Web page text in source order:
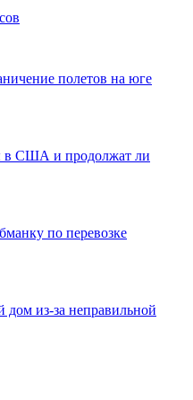
полетов на юге
в США и продолжат ли
по перевозке
дом из-за неправильной